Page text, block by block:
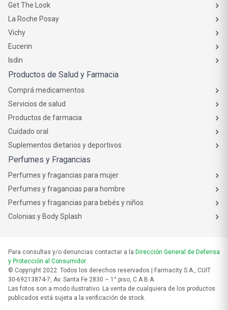
Get The Look
La Roche Posay
Vichy
Eucerin
Isdin
Productos de Salud y Farmacia
Comprá medicamentos
Servicios de salud
Productos de farmacia
Cuidado oral
Suplementos dietarios y deportivos
Perfumes y Fragancias
Perfumes y fragancias para mujer
Perfumes y fragancias para hombre
Perfumes y fragancias para bebés y niños
Colonias y Body Splash
Para consultas y/o denuncias contactar a la Dirección General de Defensa
y Protección al Consumidor
© Copyright 2022. Todos los derechos reservados | Farmacity S.A., CUIT
30-69213874-7, Av. Santa Fe 2830 – 1° piso, C.A.B.A.
Las fotos son a modo ilustrativo. La venta de cualquiera de los productos
publicados está sujeta a la verificación de stock.